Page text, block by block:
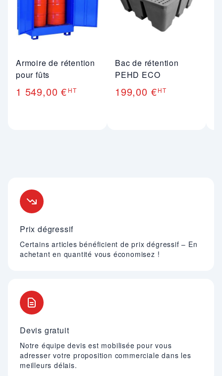
Armoire de rétention
pour fûts
1 549,00 € HT
Bac de rétention
PEHD ECO
199,00 €HT
Prix dégressif
Certains articles bénéficient de prix dégressif – En
achetant en quantité vous économisez !
Devis gratuit
Notre équipe devis est mobilisée pour vous
adresser votre proposition commerciale dans les
meilleurs délais.